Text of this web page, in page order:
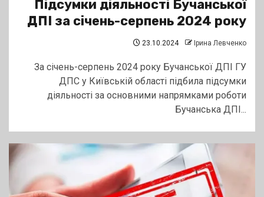
Підсумки діяльності Бучанської
ДПІ за січень-серпень 2024 року
23.10.2024 Ірина Левченко
За січень-серпень 2024 року Бучанської ДПІ ГУ
ДПС у Київській області підбила підсумки
діяльності за основними напрямками роботи
Бучанська ДПІ...